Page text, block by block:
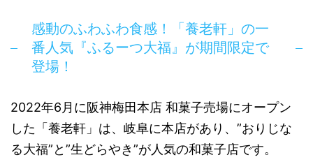
感動のふわふわ食感！「養老軒」の一
番人気『ふるーつ大福』が期間限定で
登場！
2022年6月に阪神梅田本店 和菓子売場にオープン
した「養老軒」は、岐阜に本店があり、”おりじな
る大福”と”生どらやき”が人気の和菓子店です。